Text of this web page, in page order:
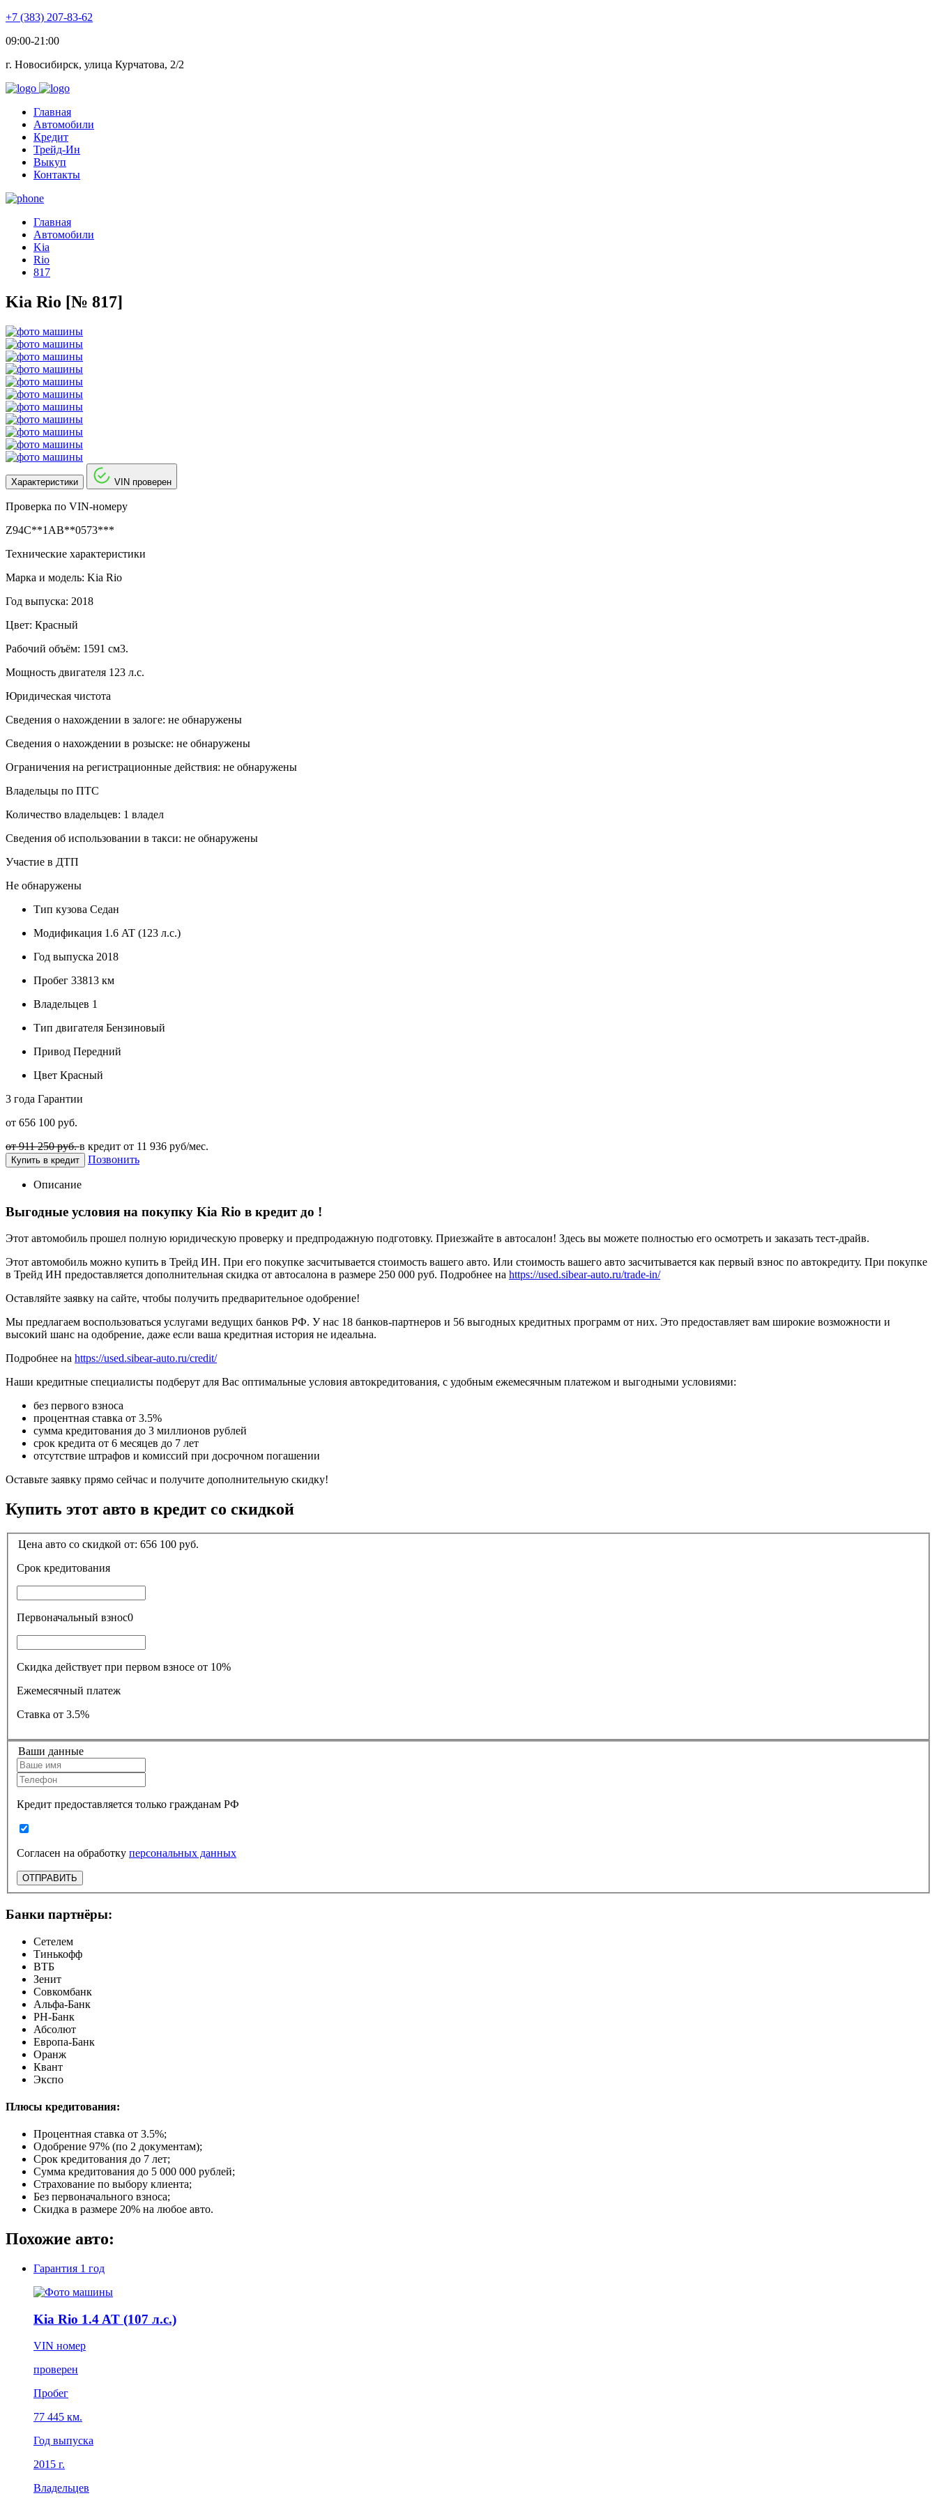
+7 (383) 207-83-62
09:00-21:00
г. Новосибирск, улица Курчатова, 2/2
Главная
Автомобили
Кредит
Трейд-Ин
Выкуп
Контакты
Главная
Автомобили
Kia
Rio
817
Kia Rio [№ 817]
Характеристики VIN проверен
Проверка по VIN-номеру
Z94C**1AB**0573***
Технические характеристики
Марка и модель: Kia Rio
Год выпуска: 2018
Цвет: Красный
Рабочий объём: 1591 см3.
Мощность двигателя 123 л.с.
Юридическая чистота
Сведения о нахождении в залоге: не обнаружены
Сведения о нахождении в розыске: не обнаружены
Ограничения на регистрационные действия: не обнаружены
Владельцы по ПТС
Количество владельцев: 1 владел
Сведения об использовании в такси: не обнаружены
Участие в ДТП
Не обнаружены
Тип кузова Седан
Модификация 1.6 AT (123 л.с.)
Год выпуска 2018
Пробег 33813 км
Владельцев 1
Тип двигателя Бензиновый
Привод Передний
Цвет Красный
3 года Гарантии
от 656 100 руб.
от 911 250 руб.в кредит от 11 936 руб/мес.
Купить в кредит Позвонить
Описание
Выгодные условия на покупку Kia Rio в кредит до !
Этот автомобиль прошел полную юридическую проверку и предпродажную подготовку. Приезжайте в автосалон! Здесь вы можете полностью его осмотреть и заказать тест-драйв.
Этот автомобиль можно купить в Трейд ИН. При его покупке засчитывается стоимость вашего авто. Или стоимость вашего авто засчитывается как первый взнос по автокредиту. При покупке
в Трейд ИН предоставляется дополнительная скидка от автосалона в размере 250 000 руб. Подробнее на https://used.sibear-auto.ru/trade-in/
Оставляйте заявку на сайте, чтобы получить предварительное одобрение!
Мы предлагаем воспользоваться услугами ведущих банков РФ. У нас 18 банков-партнеров и 56 выгодных кредитных программ от них. Это предоставляет вам широкие возможности и
высокий шанс на одобрение, даже если ваша кредитная история не идеальна.
Подробнее на https://used.sibear-auto.ru/credit/
Наши кредитные специалисты подберут для Вас оптимальные условия автокредитования, с удобным ежемесячным платежом и выгодными условиями:
без первого взноса
процентная ставка от 3.5%
сумма кредитования до 3 миллионов рублей
срок кредита от 6 месяцев до 7 лет
отсутствие штрафов и комиссий при досрочном погашении
Оставьте заявку прямо сейчас и получите дополнительную скидку!
Купить этот авто в кредит со скидкой
Цена авто со скидкой от: 656 100 руб.
Срок кредитования
Первоначальный взнос0
Скидка действует при первом взносе от 10%
Ежемесячный платеж
Ставка от 3.5%
Ваши данные
Кредит предоставляется только гражданам РФ
Согласен на обработку персональных данных
ОТПРАВИТЬ
Банки партнёры:
Сетелем
Тинькофф
ВТБ
Зенит
Совкомбанк
Альфа-Банк
РН-Банк
Абсолют
Европа-Банк
Оранж
Квант
Экспо
Плюсы кредитования:
Процентная ставка от 3.5%;
Одобрение 97% (по 2 документам);
Срок кредитования до 7 лет;
Сумма кредитования до 5 000 000 рублей;
Страхование по выбору клиента;
Без первоначального взноса;
Скидка в размере 20% на любое авто.
Похожие авто:
Гарантия 1 год
Kia Rio 1.4 AT (107 л.с.)
VIN номер
проверен
Пробег
77 445 км.
Год выпуска
2015 г.
Владельцев